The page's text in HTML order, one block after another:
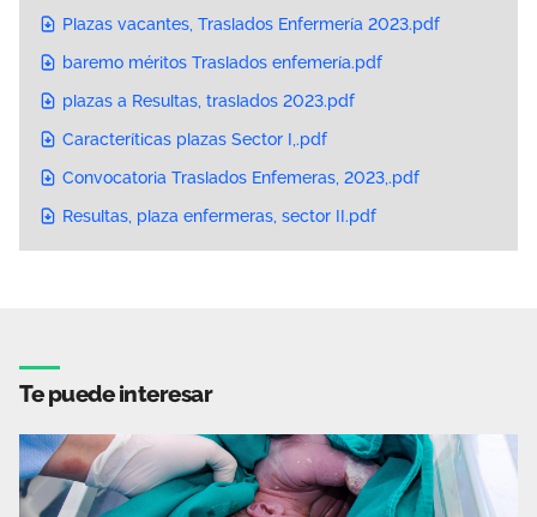
Plazas vacantes, Traslados Enfermería 2023.pdf
baremo méritos Traslados enfemería.pdf
plazas a Resultas, traslados 2023.pdf
Caracteríticas plazas Sector I,.pdf
Convocatoria Traslados Enfemeras, 2023,.pdf
Resultas, plaza enfermeras, sector II.pdf
Te puede interesar